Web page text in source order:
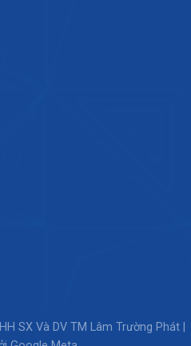
SX Và DV TM Lâm Trường Phát |